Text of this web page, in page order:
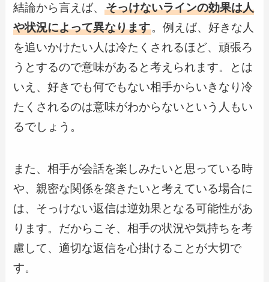
結論から言えば、そっけないラインの効果は人
や状況によって異なります。例えば、好きな人
を追いかけたい人は冷たくされるほど、頑張ろ
うとするので意味があると考えられます。とは
いえ、好きでも何でもない相手からいきなり冷
たくされるのは意味がわからないという人もい
るでしょう。
また、相手が会話を楽しみたいと思っている時
や、親密な関係を築きたいと考えている場合に
は、そっけない返信は逆効果となる可能性があ
ります。だからこそ、相手の状況や気持ちを考
慮して、適切な返信を心掛けることが大切で
す。